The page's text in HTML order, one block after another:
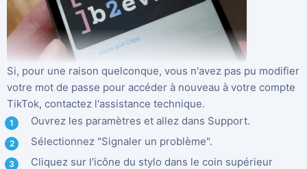
Si, pour une raison quelconque, vous n'avez pas pu modifier
votre mot de passe pour accéder à nouveau à votre compte
TikTok, contactez l'assistance technique.
Ouvrez les paramètres et allez dans Support.
Sélectionnez "Signaler un problème".
Cliquez sur l'icône du stylo dans le coin supérieur